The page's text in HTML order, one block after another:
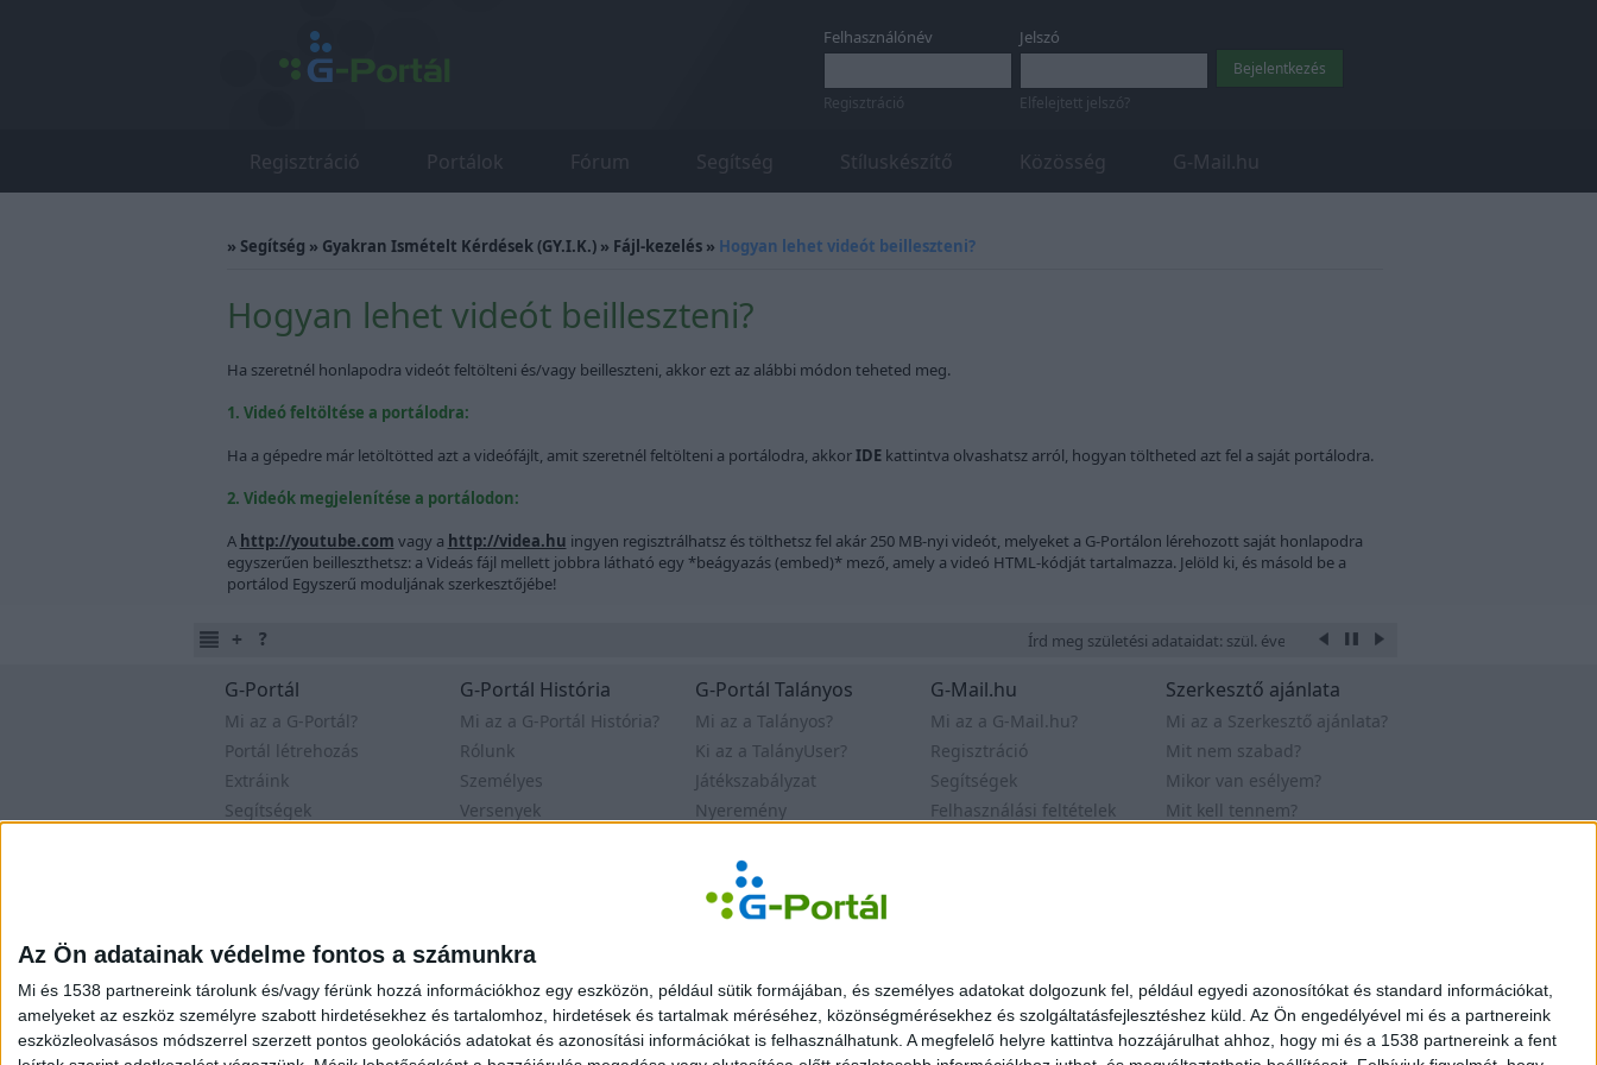
Az Ön adatainak védelme fontos a számunkra
Mi és 1538 partnereink tárolunk és/vagy férünk hozzá információkhoz egy eszközön, például sütik formájában, és személyes adatokat dolgozunk fel, például egyedi azonosítókat és standard információkat,
amelyeket az eszköz személyre szabott hirdetésekhez és tartalomhoz, hirdetések és tartalmak méréséhez, közönségmérésekhez és szolgáltatásfejlesztéshez küld. Az Ön engedélyével mi és a partnereink
eszközleolvasásos módszerrel szerzett pontos geolokációs adatokat és azonosítási információkat is felhasználhatunk. A megfelelő helyre kattintva hozzájárulhat ahhoz, hogy mi és a 1538 partnereink a fent
Felhasználónév
Regisztráció
Jelszó
Elfelejtett jelszó?
Regisztráció Portálok Fórum Segítség Stíluskészítő Közösség G-Mail.hu
» Segítség » Gyakran Ismételt Kérdések (GY.I.K.)» Fájl-kezelés» Hogyan lehet videót beilleszteni?
Hogyan lehet videót beilleszteni?
Ha szeretnél honlapodra videót feltölteni és/vagy beilleszteni, akkor ezt az alábbi módon teheted meg.
1. Videó feltöltése a portálodra:
Ha a gépedre már letöltötted azt a videófájlt, amit szeretnél feltölteni a portálodra, akkorIDE kattintva olvashatsz arról, hogyan töltheted azt fel a saját portálodra.
2. Videók megjelenítése a portálodon:
A http://youtube.com vagy a http://videa.hu ingyen regisztrálhatsz és tölthetsz fel akár 250 MB-nyi videót, melyeket a G-Portálon lérehozott saját honlapodra
egyszerűen beilleszthetsz: a Videás fájl mellett jobbra látható egy *beágyazás (embed)* mező, amely a videó HTML-kódját tartalmazza. Jelöld ki, és másold be a
portálod Egyszerű moduljának szerkesztőjébe!
Írd meg születési adataidat: szül. éve, hónapja, napja, óra és perce, a hely ahol
G-Portál
Mi az a G-Portál?
Portál létrehozás
Extráink
Segítségek
G-Portál História
Mi az a G-Portál História?
Rólunk
Személyes
Versenyek
G-Portál Talányos
Mi az a Talányos?
Ki az a TalányUser?
Játékszabályzat
Nyeremény
G-Mail.hu
Mi az a G-Mail.hu?
Regisztráció
Segítségek
Felhasználási feltételek
Szerkesztő ajánlata
Mi az a Szerkesztő ajánlata?
Mit nem szabad?
Mikor van esélyem?
Mit kell tennem?